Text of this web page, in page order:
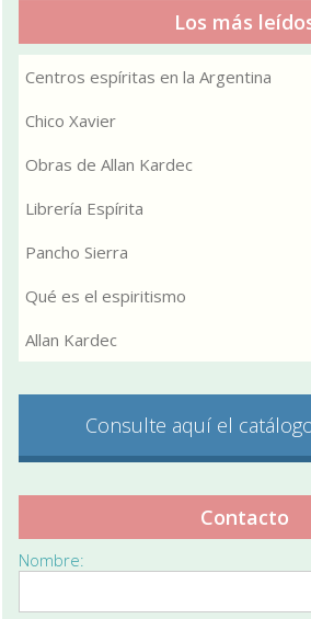
Los más
Centros espíritas en la Argentina
Chico Xavier
Obras de Allan Kardec
Librería Espírita
Pancho Sierra
Qué es el espiritismo
Allan Kardec
Consulte aquí el
Contacto
Nombre: